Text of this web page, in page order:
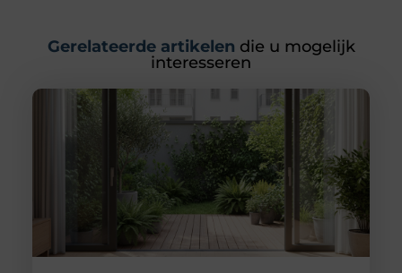
Gerelateerde artikelen die u mogelijk
interesseren